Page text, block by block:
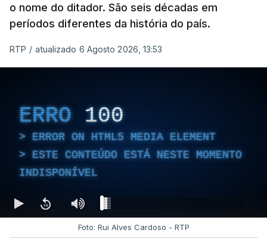
o nome do ditador. São seis décadas em
períodos diferentes da história do país.
RTP / atualizado 6 Agosto 2026, 13:53
ERRO 100
ERROR ON HTML5 MEDIA ELEMENT
ESTE CONTEÚDO ESTÁ NESTE MOMENTO
INDISPONÍVEL
Foto: Rui Alves Cardoso - RTP